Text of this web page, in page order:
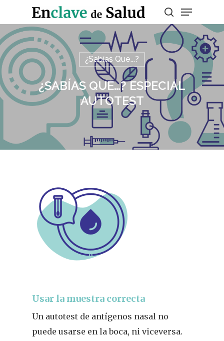
Presiona enter para buscar o ESC para
salir
¿Sabías Que...?
¿SABÍAS QUE…? ESPECIAL
AUTOTEST
Usar la muestra correcta
Un autotest de antígenos nasal no
puede usarse en la boca, ni viceversa.